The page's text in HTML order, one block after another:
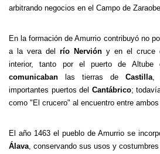
arbitrando negocios en el Campo de
En la formación de Amurrio contribuyó no
a la vera del río Nervión y en el cruce
interior, tanto por el puerto de Altube
comunicaban las tierras de Castilla,
importantes puertos del Cantábrico;
como "El crucero" al encuentro entre
El año 1463 el pueblo de Amurrio se
Álava, conservando sus usos y